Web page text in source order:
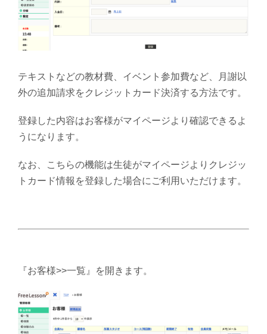
テキストなどの教材費、イベント参加費など、月謝以
外の追加請求をクレジットカード決済する方法です。
登録した内容はお客様がマイページより確認できるよ
うになります。
なお、こちらの機能は生徒がマイページよりクレジッ
トカード情報を登録した場合にご利用いただけます。
『お客様>>一覧』を開きます。